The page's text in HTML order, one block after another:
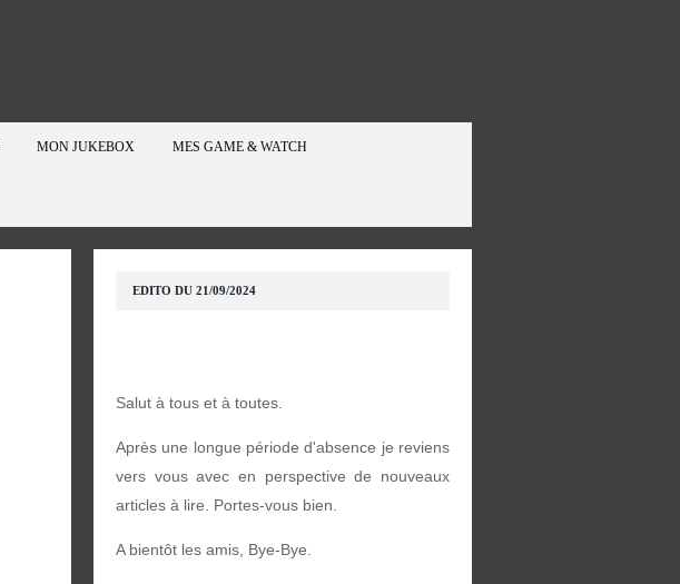
MON JUKEBOX MES GAME & WATCH
EDITO DU 21/09/2024
Salut à tous et à toutes.
Après une longue période d'absence je reviens
vers vous avec en perspective de nouveaux
articles à lire. Portes-vous bien.
A bientôt les amis, Bye-Bye.